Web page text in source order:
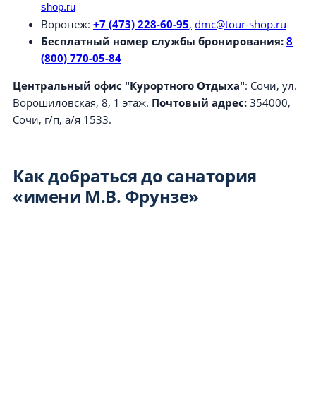
shop.ru
Воронеж: +7 (473) 228-60-95, dmc@tour-shop.ru
Бесплатный номер службы бронирования: 8
(800) 770-05-84
Центральный офис "Курортного Отдыха": Сочи, ул.
Ворошиловская, 8, 1 этаж. Почтовый адрес: 354000,
Сочи, г/п, а/я 1533.
Как добраться до санатория
«имени М.В. Фрунзе»